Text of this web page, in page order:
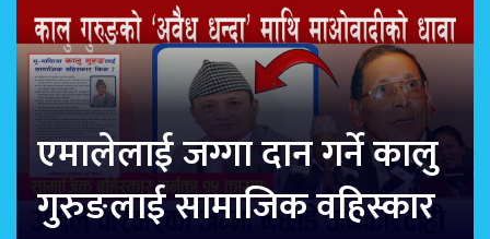
एमालेलाई जग्गा दान गर्ने कालु
गुरुङलाई सामाजिक वहिस्कार